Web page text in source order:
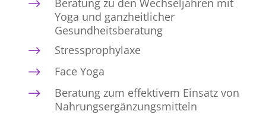
$
Beratung zu den Wechseljahren mit
Yoga und ganzheitlicher
Gesundheitsberatung
$ Stressprophylaxe
$ Face Yoga
$
Beratung zum effektivem Einsatz von
Nahrungsergänzungsmitteln